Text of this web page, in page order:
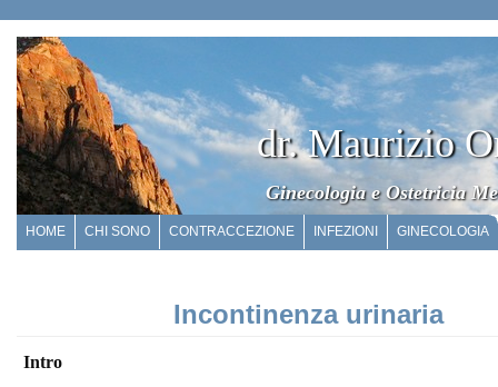
dr. Maurizio
Ginecologia e Ostetricia
HOME CHI SONO CONTRACCEZIONE INFEZIONI GINECOLOGIA
Incontinenza urinaria
Intro